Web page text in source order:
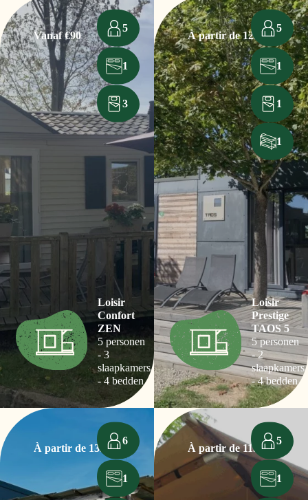
Vanaf €90
5
1
3
Loisir
Confort
ZEN
5 personen
- 3
slaapkamers
- 4 bedden
À partir de 125€
5
1
1
1
Loisir
Prestige
TAOS 5
5 personen
- 2
slaapkamers
- 4 bedden
À partir de 135€
6
1
À partir de 115€
5
1